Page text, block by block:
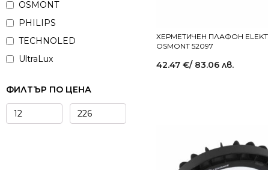
OSMONT
PHILIPS
TECHNOLED
UltraLux
ФИЛТЪР ПО ЦЕНА
ХЕРМЕТИЧЕН ПЛАФОН
OSMONT 52097
42.47 €/ 83.06 лв.